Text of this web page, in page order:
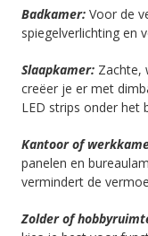
Badkamer: Voor de
spiegelverlichting en
Slaapkamer: Zachte,
creëer je er met
LED strips onder het
Kantoor of
panelen en
vermindert de
Zolder of